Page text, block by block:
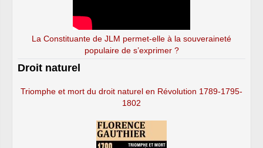
La Constituante de JLM permet-elle à la souveraineté
populaire de s’exprimer ?
Droit naturel
Triomphe et mort du droit naturel en Révolution 1789-1795-
1802